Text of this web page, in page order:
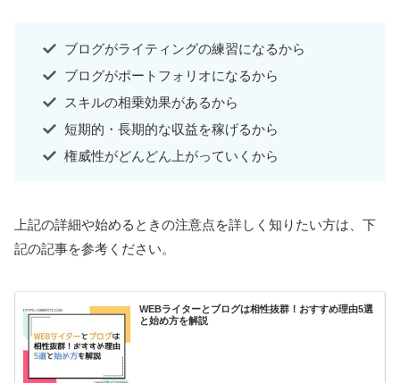
ブログがライティングの練習になるから
ブログがポートフォリオになるから
スキルの相乗効果があるから
短期的・長期的な収益を稼げるから
権威性がどんどん上がっていくから
上記の詳細や始めるときの注意点を詳しく知りたい方は、下
記の記事を参考ください。
WEBライターとブログは相性抜群！おすすめ理由5選
と始め方を解説